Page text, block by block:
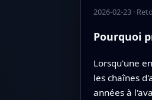
2026-02-23·
Pourquoi
Lorsqu'une
les chaînes
années à